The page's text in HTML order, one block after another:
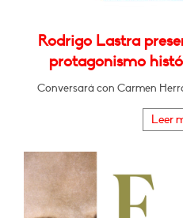
Rodrigo Lastra
protagonismo
Conversará con Carmen
Leer